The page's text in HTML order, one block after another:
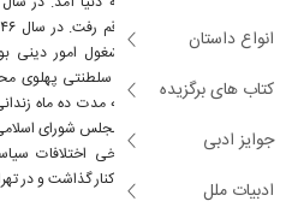
انواع داستان
کتاب های برگزیده
جوایز ادبی
ادبیات ملل
بازگشت. او در زنجان مشغول امور دینی
شجاعی از مخالفان نظام سلطنتی پهلوی
همین دلیل بازداشت و به مدت ده ماه
کسالت‌های جسمی و برخی اختلافات
فعالیت‌های سیاسی را نیز کنار گذاشت و